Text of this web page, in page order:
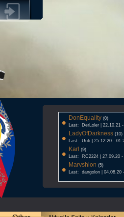
• DonEquality (0)
Last: DerLoler | 22.10.21
• LadyOfDarkness (10)
Last: Unfi | 25.12.20 -
• Karl (9)
Last: RC2224 | 27.09.20 -
• Marvshion (5)
Last: dangolon | 04.08.20